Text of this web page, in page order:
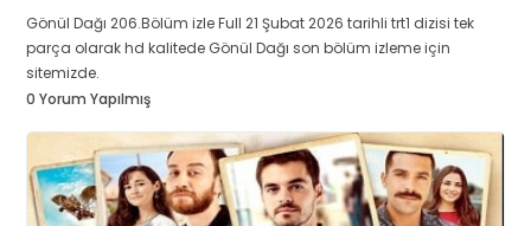
Gönül Dağı 206.Bölüm izle Full 21 Şubat 2026 tarihli trt1 dizisi tek
parça olarak hd kalitede Gönül Dağı son bölüm izleme için
sitemizde.
0 Yorum Yapılmış